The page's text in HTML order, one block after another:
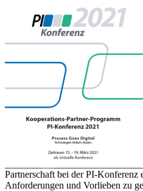
Partnerschaft bei der PI-Konferenz
Anforderungen und Vorlieben zu